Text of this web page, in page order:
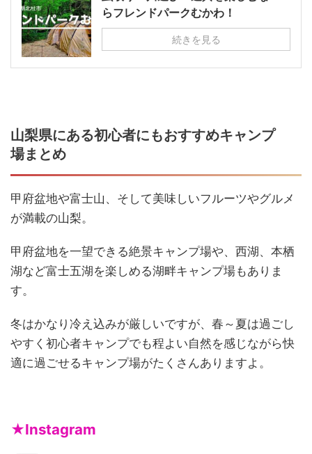
らフレンドパークむかわ！
続きを見る
山梨県にある初心者にもおすすめキャンプ
場まとめ
甲府盆地や富士山、そして美味しいフルーツやグルメ
が満載の山梨。
甲府盆地を一望できる絶景キャンプ場や、西湖、本栖
湖など富士五湖を楽しめる湖畔キャンプ場もありま
す。
冬はかなり冷え込みが厳しいですが、春～夏は過ごし
やすく初心者キャンプでも程よい自然を感じながら快
適に過ごせるキャンプ場がたくさんありますよ。
★Instagram